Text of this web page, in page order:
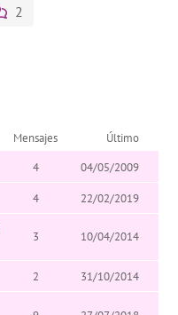
2
Mensajes
Último
4 04/05/2009
4
22/02/2019
3 10/04/2014
2
31/10/2014